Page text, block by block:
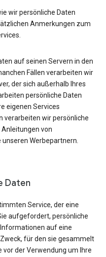
wir persönliche Daten
Anmerkungen zum
auf seinen Servern in den
Fällen verarbeiten wir
der sich außerhalb Ihres
persönliche Daten
eigenen Services
verarbeiten wir persönliche
von
Werbepartnern.
Daten
Service, der eine
aufgefordert, persönliche
auf eine
für den sie gesammelt
der Verwendung um Ihre